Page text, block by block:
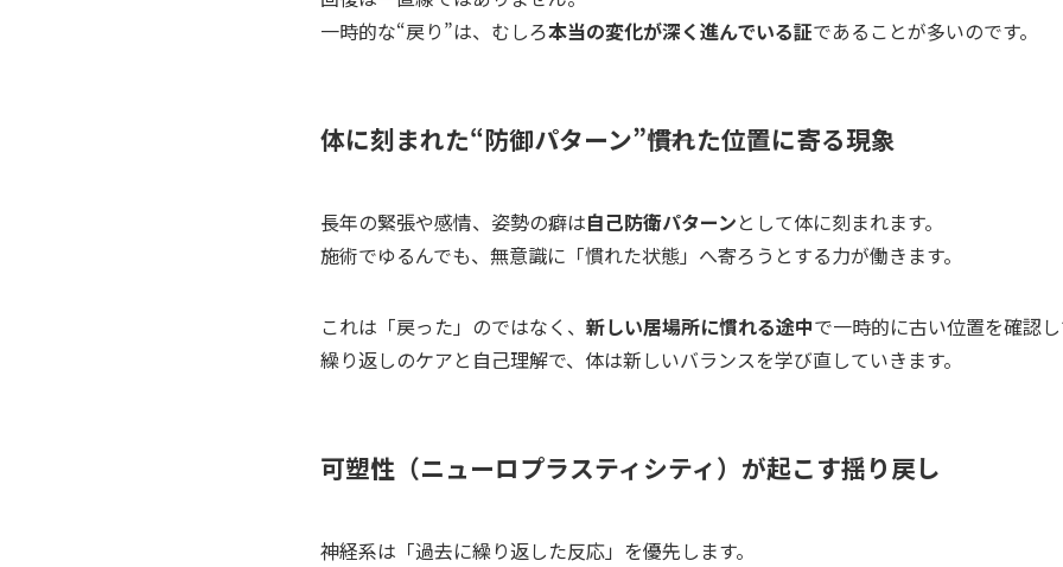
一時的な“戻り”は、むしろ本当の変化が深く進んでいる証であることが多いのです。
体に刻まれた“防御パターン”――慣れた位置に寄る現象
長年の緊張や感情、姿勢の癖は自己防衛パターンとして体に刻まれます。
施術でゆるんでも、無意識に「慣れた状態」へ寄ろうとする力が働きます。
これは「戻った」のではなく、 新しい居場所に慣れる途中で一時的に古い位置を確認し
繰り返しのケアと自己理解で、体は新しいバランスを学び直していきます。
可塑性（ニューロプラスティシティ）が起こす揺り戻し
神経系は「過去に繰り返した反応」を優先します。